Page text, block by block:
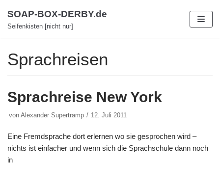
Zum
Inhalt
SOAP-BOX-DERBY.de
Seifenkisten [nicht nur]
Sprachreisen
Sprachreise New York
von Alexander Supertramp 12. Juli 2011
Eine Fremdsprache dort erlernen wo sie gesprochen wird –
nichts ist einfacher und wenn sich die Sprachschule dann noch
in